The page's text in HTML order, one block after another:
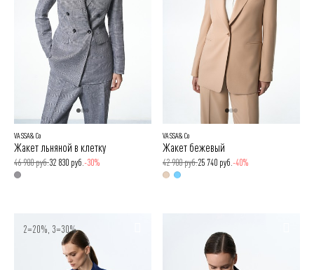
VASSA&Co
Жакет льняной в клетку
46 900 руб.32 830 руб. -30%
VASSA&Co
Жакет бежевый
42 900 руб.25 740 руб. -40%
2=20%, 3=30%